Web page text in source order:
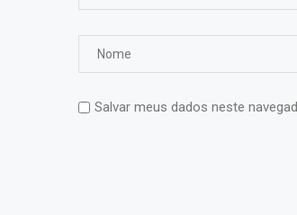
Salvar meus dados neste